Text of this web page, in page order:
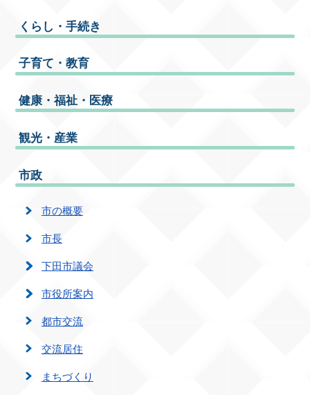
くらし・手続き
子育て・教育
健康・福祉・医療
観光・産業
市政
市の概要
市長
下田市議会
市役所案内
都市交流
交流居住
まちづくり